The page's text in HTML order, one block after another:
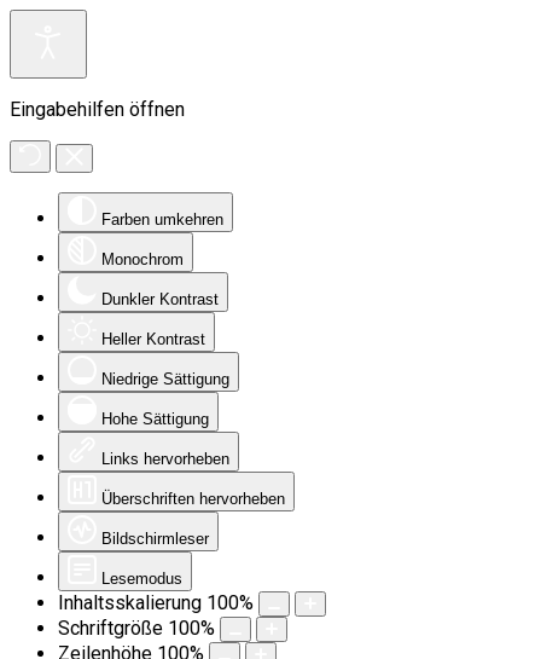
Eingabehilfen öffnen
Farben umkehren
Monochrom
Dunkler Kontrast
Heller Kontrast
Niedrige Sättigung
Hohe Sättigung
Links hervorheben
Überschriften hervorheben
Bildschirmleser
Lesemodus
Inhaltsskalierung 100%
Schriftgröße 100%
Zeilenhöhe 100%